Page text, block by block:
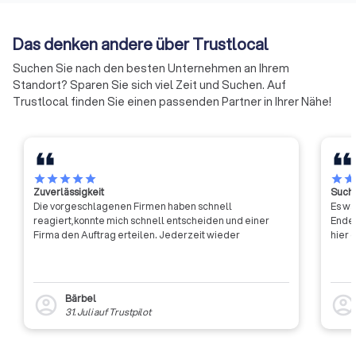
Bereichen, in denen es um die
professionelle Entwicklung und
Gestaltung von
Kommunikations- und
Problemlösungsprozessen geht.
Stärkung und Verbreitung der
wissenschaftlichen Fundiertheit
des Systemischen Ansatzes
Einsatz für die Anerkennung der
Systemischen Therapie als
sozialrechtlich anerkanntes
systemischen Arbeitens in
Coaching, Supervision und
anderen Beratungsfeldern
Das denken andere über Trustlocal
Suchen Sie nach den besten Unternehmen an Ihrem
Standort? Sparen Sie sich viel Zeit und Suchen. Auf
Trustlocal finden Sie einen passenden Partner in Ihrer Nähe!
starstarstarstarstar
Zuverlässigkeit
Die vorgeschlagenen Firmen haben schnell
reagiert,konnte mich schnell entscheiden und einer
Firma den Auftrag erteilen. Jederzeit wieder
account_circle
Bärbel
31. Juliauf Trustpilot
starstar
Es
hier
account_circle